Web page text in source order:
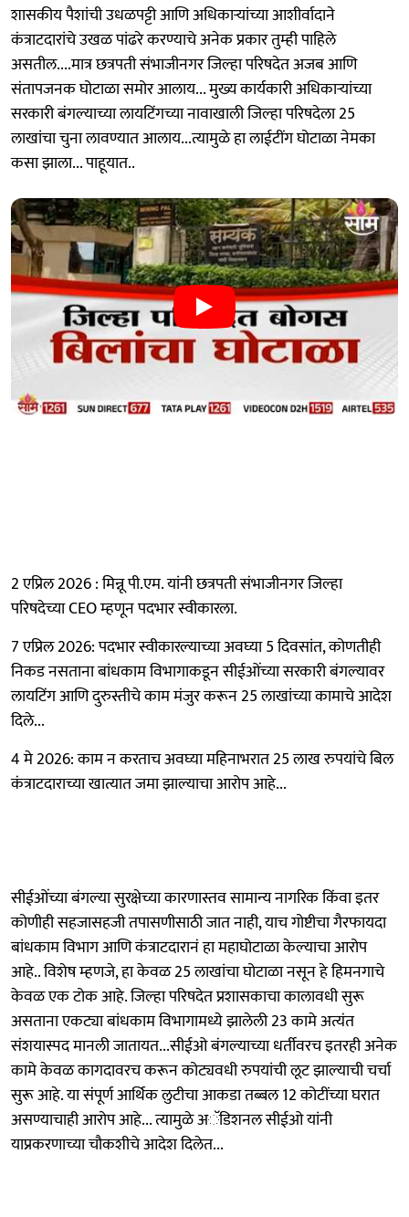
शासकीय पैशांची उधळपट्टी आणि अधिकाऱ्यांच्या आशीर्वादाने
कंत्राटदारांचे उखळ पांढरे करण्याचे अनेक प्रकार तुम्ही पाहिले
असतील....मात्र छत्रपती संभाजीनगर जिल्हा परिषदेत अजब आणि
संतापजनक घोटाळा समोर आलाय... मुख्य कार्यकारी अधिकाऱ्यांच्या
सरकारी बंगल्याच्या लायटिंगच्या नावाखाली जिल्हा परिषदेला 25
लाखांचा चुना लावण्यात आलाय...त्यामुळे हा लाईटींग घोटाळा नेमका
कसा झाला... पाहूयात..
2 एप्रिल 2026 : मिन्नू पी.एम. यांनी छत्रपती संभाजीनगर जिल्हा
परिषदेच्या CEO म्हणून पदभार स्वीकारला.
7 एप्रिल 2026: पदभार स्वीकारल्याच्या अवघ्या 5 दिवसांत, कोणतीही
निकड नसताना बांधकाम विभागाकडून सीईओंच्या सरकारी बंगल्यावर
लायटिंग आणि दुरुस्तीचे काम मंजुर करून 25 लाखांच्या कामाचे आदेश
दिले...
4 मे 2026: काम न करताच अवघ्या महिनाभरात 25 लाख रुपयांचे बिल
कंत्राटदाराच्या खात्यात जमा झाल्याचा आरोप आहे...
सीईओंच्या बंगल्या सुरक्षेच्या कारणास्तव सामान्य नागरिक किंवा इतर
कोणीही सहजासहजी तपासणीसाठी जात नाही, याच गोष्टीचा गैरफायदा
बांधकाम विभाग आणि कंत्राटदारानं हा महाघोटाळा केल्याचा आरोप
आहे.. विशेष म्हणजे, हा केवळ 25 लाखांचा घोटाळा नसून हे हिमनगाचे
केवळ एक टोक आहे. जिल्हा परिषदेत प्रशासकाचा कालावधी सुरू
असताना एकट्या बांधकाम विभागामध्ये झालेली 23 कामे अत्यंत
संशयास्पद मानली जातायत...सीईओ बंगल्याच्या धर्तीवरच इतरही अनेक
कामे केवळ कागदावरच करून कोट्यवधी रुपयांची लूट झाल्याची चर्चा
सुरू आहे. या संपूर्ण आर्थिक लुटीचा आकडा तब्बल 12 कोटींच्या घरात
असण्याचाही आरोप आहे... त्यामुळे अॅडिशनल सीईओ यांनी
याप्रकरणाच्या चौकशीचे आदेश दिलेत...